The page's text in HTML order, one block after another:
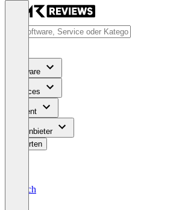
Software
Services
Content
Für Anbieter
Bewerten
Deutsch